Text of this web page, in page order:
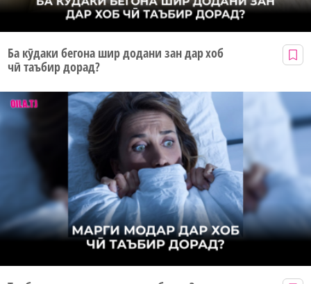
Ба кӯдаки бегона шир додани зан дар хоб
чӣ таъбир дорад?